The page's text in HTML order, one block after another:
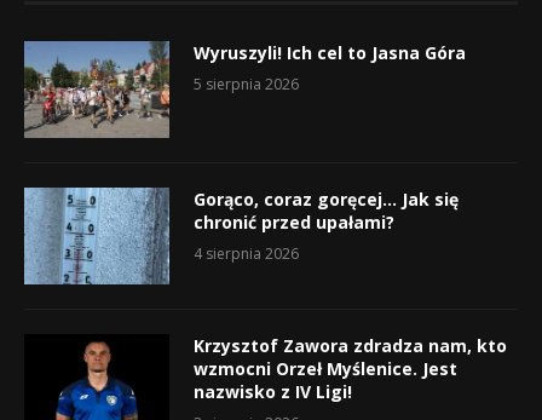
Wyruszyli! Ich cel to Jasna Góra
5 sierpnia 2026
Gorąco, coraz goręcej… Jak się
chronić przed upałami?
4 sierpnia 2026
Krzysztof Zawora zdradza nam, kto
wzmocni Orzeł Myślenice. Jest
nazwisko z IV Ligi!